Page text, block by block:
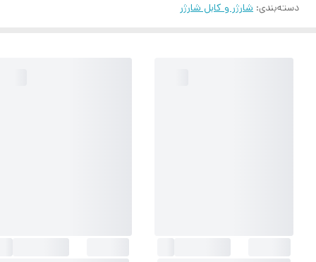
دسته‌بندی: شارژر و کابل شارژر